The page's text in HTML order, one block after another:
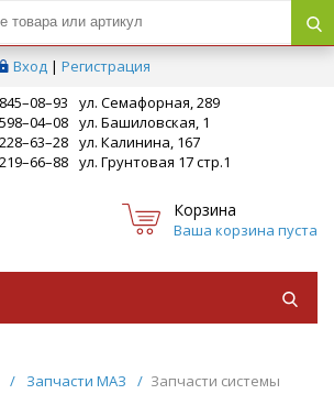
Вход | Регистрация
ул. Семафорная, 289
ул. Башиловская, 1
ул. Калинина, 167
ул. Грунтовая 17 стр.1
Корзина
Ваша корзина пуста
/ Запчасти МАЗ / Запчасти системы